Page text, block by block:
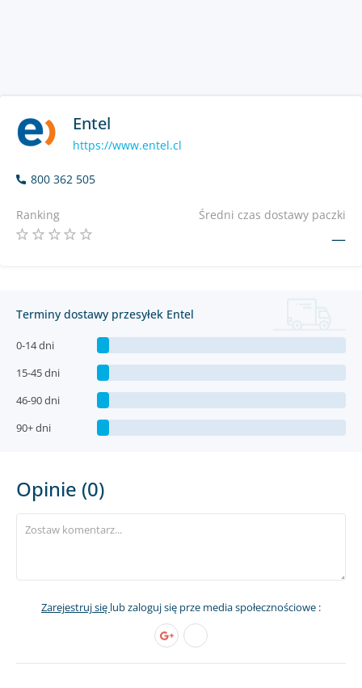
Entel
https://www.entel.cl
800 362 505
Ranking Średni czas dostawy paczki
—
Terminy dostawy przesyłek Entel
0-14 dni
15-45 dni
46-90 dni
90+ dni
Opinie (0)
Zarejestruj się lub zaloguj się prze media społecznościowe :